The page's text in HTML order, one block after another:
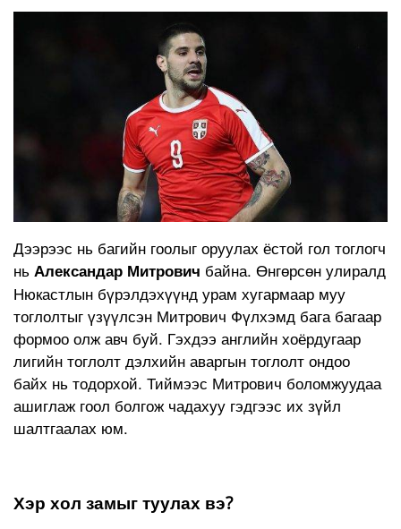
Дээрээс нь багийн гоолыг оруулах ёстой гол тоглогч
нь Александар Митрович байна. Өнгөрсөн улиралд
Нюкастлын бүрэлдэхүүнд урам хугармаар муу
тоглолтыг үзүүлсэн Митрович Фүлхэмд бага багаар
формоо олж авч буй. Гэхдээ английн хоёрдугаар
лигийн тоглолт дэлхийн аваргын тоглолт ондоо
байх нь тодорхой. Тиймээс Митрович боломжуудаа
ашиглаж гоол болгож чадахуу гэдгээс их зүйл
шалтгаалах юм.
Хэр хол замыг туулах вэ?